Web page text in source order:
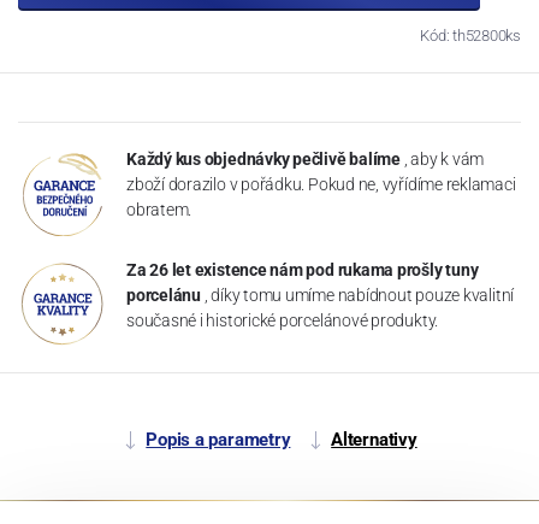
Kód: th52800ks
Každý kus objednávky pečlivě balíme , aby k vám
zboží dorazilo v pořádku. Pokud ne, vyřídíme reklamaci
obratem.
Za 26 let existence nám pod rukama prošly tuny
porcelánu , díky tomu umíme nabídnout pouze kvalitní
současné i historické porcelánové produkty.
Popis a parametry Alternativy